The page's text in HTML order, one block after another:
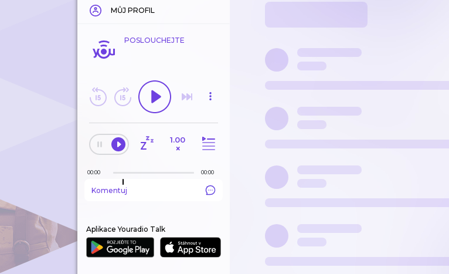
MŮJ PROFIL
POSLOUCHEJTE
1.00
×
00:00 00:00
Komentuj
Aplikace Youradio Talk